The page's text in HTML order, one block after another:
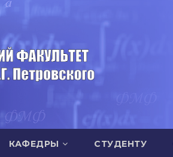
КАФЕДРЫ СТУДЕНТУ